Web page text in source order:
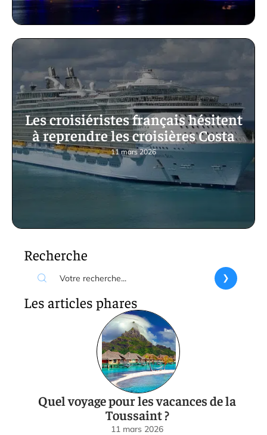
Les croisiéristes français hésitent
à reprendre les croisières Costa
11 mars 2026
Recherche
Les articles phares
Quel voyage pour les vacances de la
Toussaint ?
11 mars 2026